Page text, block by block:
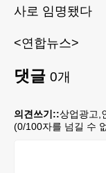
사로 임명됐다
<연합뉴스>
댓글 0개
의견쓰기::상업광고,
(0/100자를 넘길 수